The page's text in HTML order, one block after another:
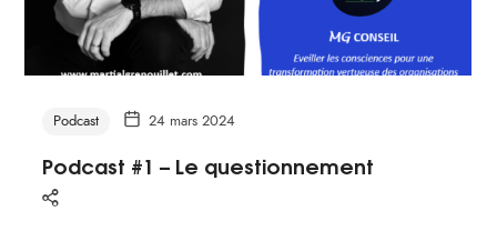
Podcast 24 mars 2024
Podcast #1 – Le questionnement